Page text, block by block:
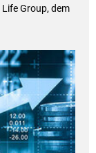
Group, dem